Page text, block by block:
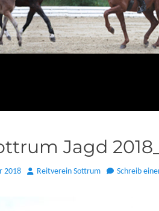
Jagd
2018 AutorReitverein Sottrum Schreib